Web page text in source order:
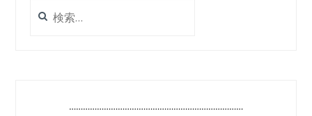
索:
…………………………………………………………………